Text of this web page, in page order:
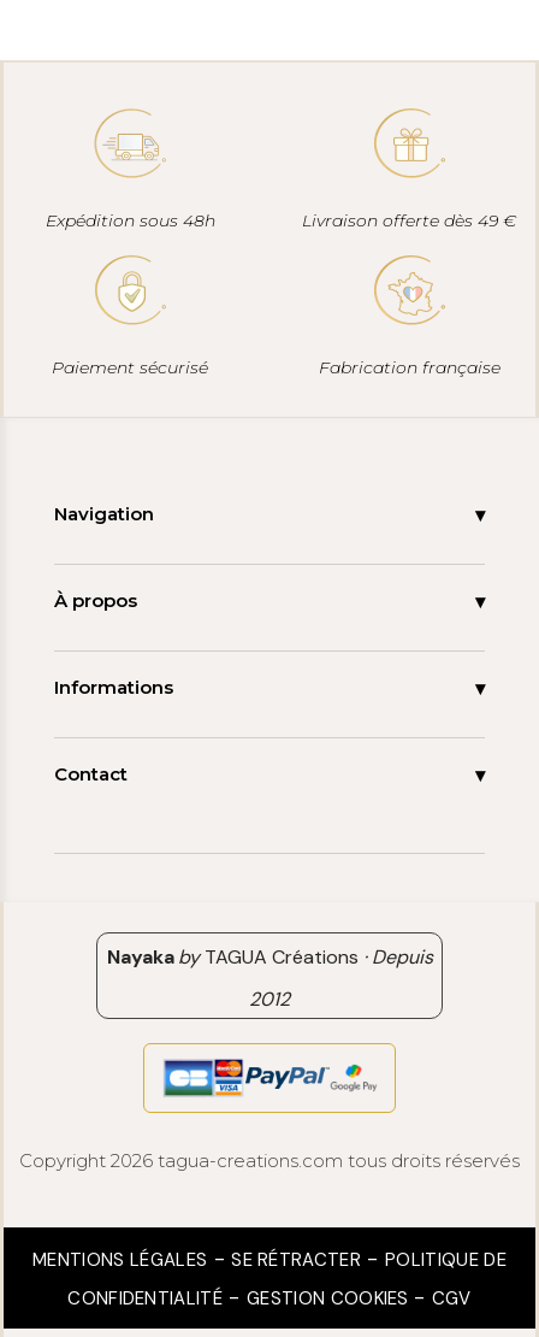
Expédition sous 48h Livraison offerte dès 49 €
Paiement sécurisé Fabrication française
Navigation
Accueil
À propos
La tagua
Informations
Mon compte
Contact
Nayaka byTAGUA Créations ·Depuis
2012
Copyright 2026 tagua-creations.com tous droits réservés
MENTIONS LÉGALES SE RÉTRACTER
POLITIQUE DE
CONFIDENTIALITÉ
GESTION COOKIES CGV